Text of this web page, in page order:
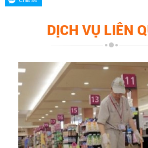
DỊCH VỤ LIÊN